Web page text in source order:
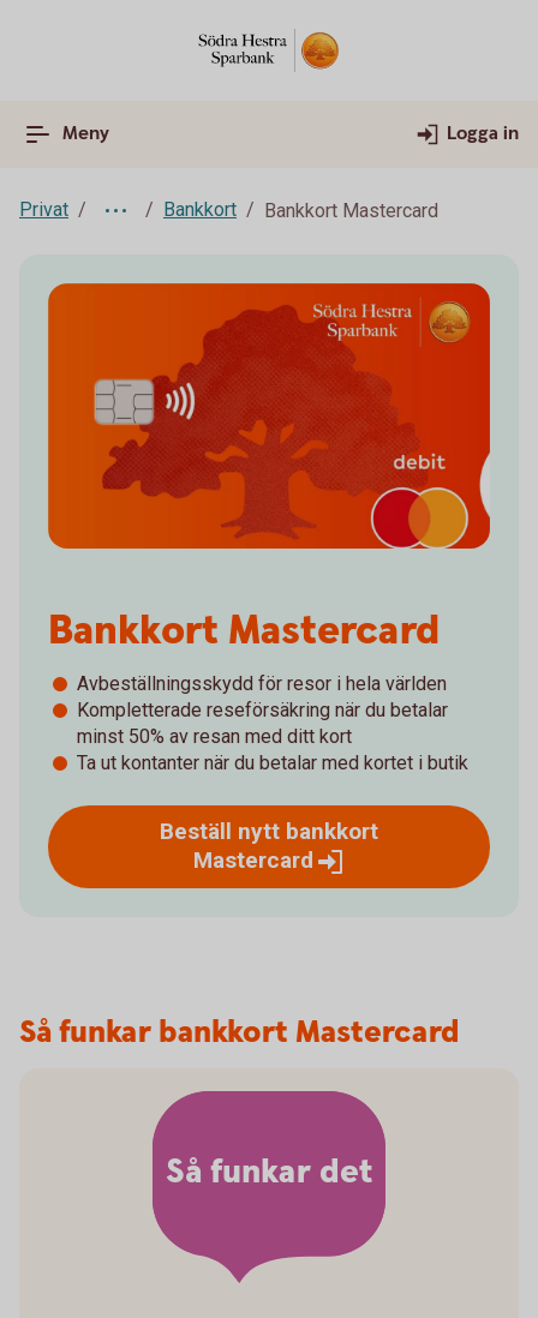
Meny Logga in
Privat Bankkort Bankkort Mastercard
Bankkort Mastercard
Avbeställningsskydd för resor i hela världen
Kompletterade reseförsäkring när du betalar
minst 50% av resan med ditt kort
Ta ut kontanter när du betalar med kortet i butik
Beställ nytt bankkort
Mastercard
Så funkar bankkort Mastercard
Så funkar det